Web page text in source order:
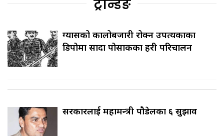
ट्रेन्डिङ
ग्यासको कालोबजारी रोक्न उपत्यकाका
डिपोमा सादा पोसाकका प्रहरी परिचालन
सरकारलाई महामन्त्री पौडेलका ६ सुझाव